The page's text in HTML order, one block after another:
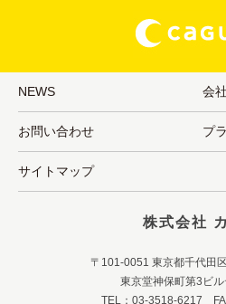
NEWS 会
お問い合わせ プ
サイトマップ
株式会社
〒101-0051 東京都千代田
東京堂神保町第3ビ
TEL：03-3518-6217